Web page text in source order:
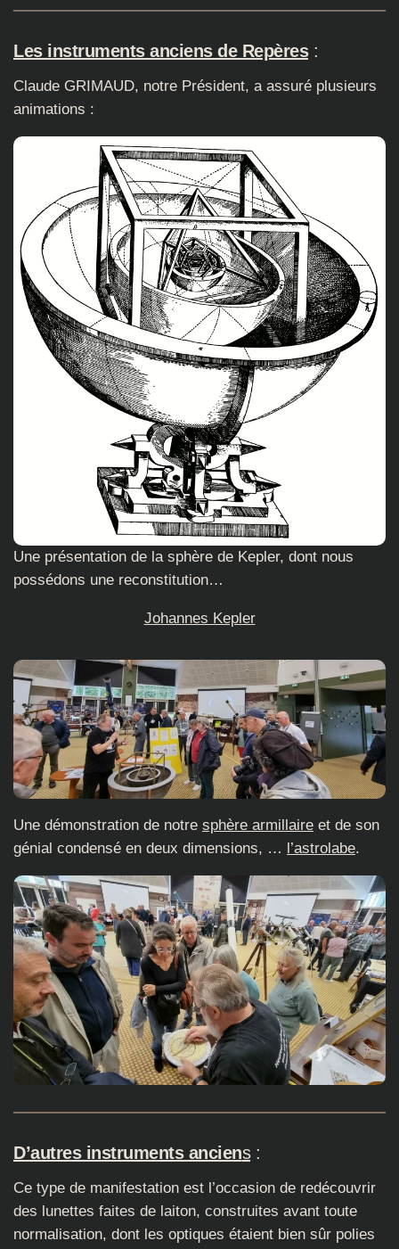
Les instruments anciens de Repères:
Claude GRIMAUD, notre Président, a assuré plusieurs
animations :
Une présentation de la sphère de Kepler, dont nous
possédons une reconstitution…
Johannes Kepler
Une démonstration de notre sphère armillaire et de son
génial condensé en deux dimensions, …
l’astrolabe.
D’autres instruments anciens:
Ce type de manifestation est l’occasion de redécouvrir
des lunettes faites de laiton, construites avant toute
normalisation, dont les optiques étaient bien sûr polies